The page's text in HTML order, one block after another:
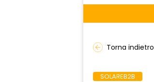
Torna indietro
SOLAREB2B